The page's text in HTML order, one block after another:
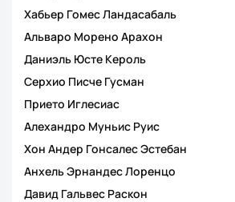
Хабьер Гомес Ландасабаль
Альваро Морено Арахон
Даниэль Юсте Кероль
Серхио Писче Гусман
Прието Иглесиас
Алехандро Муньис Руис
Хон Андер Гонсалес Эстебан
Анхель Эрнандес Лоренцо
Давид Гальвес Раскон